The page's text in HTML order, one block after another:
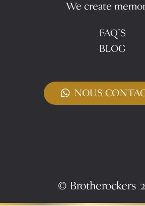
We create
FAQ’S
BLOG
NOUS
© Brotherockers